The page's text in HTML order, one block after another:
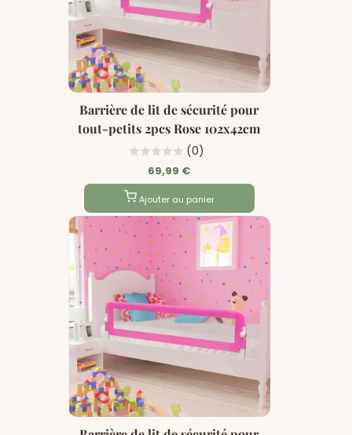
Barrière de lit de sécurité pour
tout-petits 2pcs Rose 102x42cm
(0)
69,99 €
Ajouter au panier